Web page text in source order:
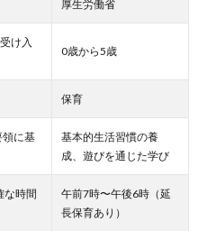
厚生労働省
け入
0歳から5歳
保育
領に基
基本的生活習慣の養
成、遊びを通じた学び
な時間
午前7時〜午後6時（延
長保育あり）